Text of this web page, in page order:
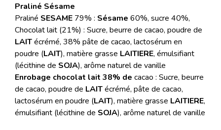
Praliné Sésame
Praliné SESAME 79% : Sésame 60%, sucre 40%,
Chocolat lait (21%) : Sucre, beurre de cacao, poudre de
LAITécrémé, 38% pâte de cacao, lactosérum en
poudre (LAIT), matière grasse LAITIERE, émulsifiant
(lécithine de SOJA), arôme naturel de vanille
Enrobage chocolat lait 38% de cacao : Sucre, beurre
de cacao, poudre de LAITécrémé, pâte de cacao,
lactosérum en poudre (LAIT), matière grasse LAITIERE,
émulsifiant (lécithine de SOJA), arôme naturel de vanille